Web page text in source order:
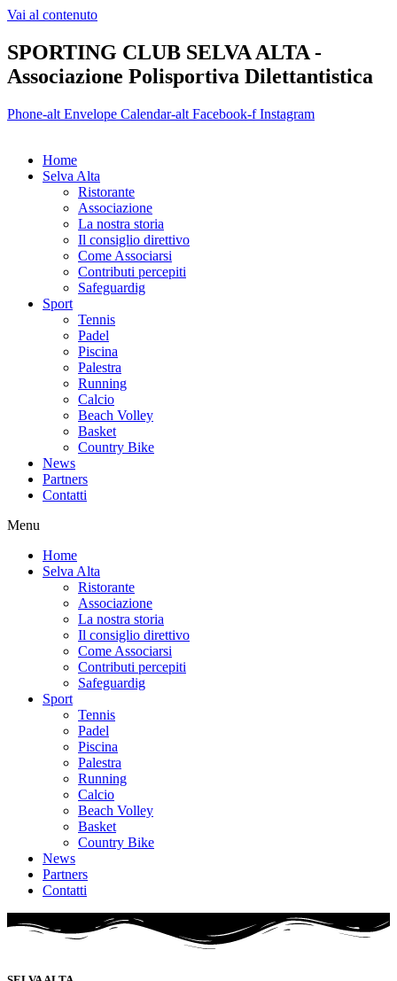
Vai al contenuto
SPORTING CLUB SELVA ALTA -
Associazione Polisportiva Dilettantistica
Phone-alt Envelope Calendar-alt Facebook-f Instagram
Home
Selva Alta
Ristorante
Associazione
La nostra storia
Il consiglio direttivo
Come Associarsi
Contributi percepiti
Safeguardig
Sport
Tennis
Padel
Piscina
Palestra
Running
Calcio
Beach Volley
Basket
Country Bike
News
Partners
Contatti
Menu
Home
Selva Alta
Ristorante
Associazione
La nostra storia
Il consiglio direttivo
Come Associarsi
Contributi percepiti
Safeguardig
Sport
Tennis
Padel
Piscina
Palestra
Running
Calcio
Beach Volley
Basket
Country Bike
News
Partners
Contatti